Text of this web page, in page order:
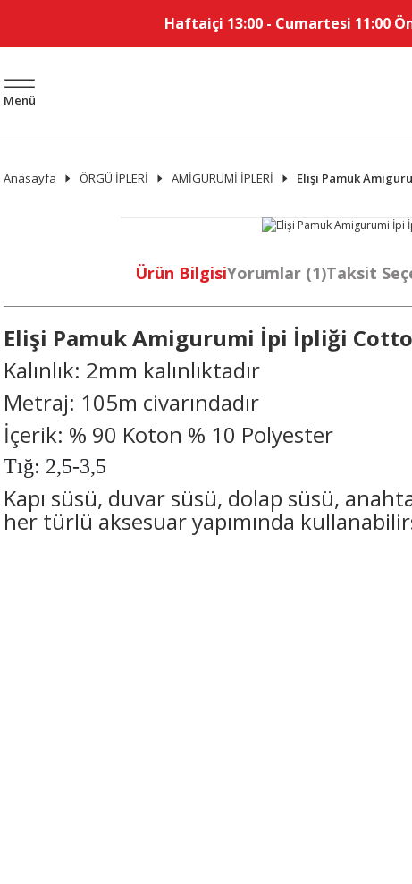
Haftaiçi 13:00 - Cumartesi 11:00
Menü
Anasayfa ÖRGÜ İPLERİ AMİGURUMİ İPLERİ Elişi Pamuk
Ürün BilgisiYorumlar (1)Taksit
Elişi Pamuk Amigurumi İpi İpliği
Kalınlık: 2mm kalınlıktadır
Metraj: 105m civarındadır
İçerik: % 90 Koton % 10 Polyester
Tığ: 2,5-3,5
Kapı süsü, duvar süsü, dolap süsü,
her türlü aksesuar yapımında